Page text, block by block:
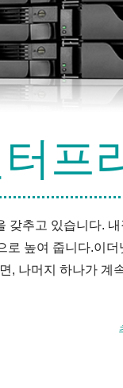
프
갖추고 있습니다.
높여 줍니다.이
, 나머지 하나가 계